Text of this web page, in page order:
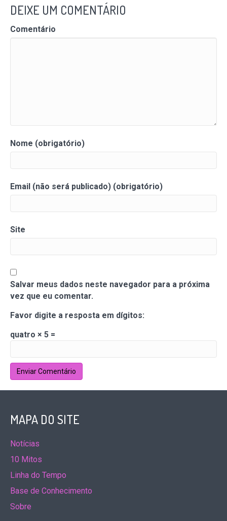
DEIXE UM COMENTÁRIO
Comentário
Nome (obrigatório)
Email (não será publicado) (obrigatório)
Site
Salvar meus dados neste navegador para a próxima
vez que eu comentar.
Favor digite a resposta em dígitos:
quatro × 5 =
MAPA DO SITE
Notícias
10 Mitos
Linha do Tempo
Base de Conhecimento
Sobre